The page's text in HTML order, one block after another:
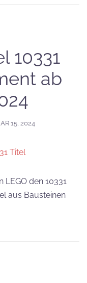
10331
ab
15, 2024
LEGO den 10331
aus Bausteinen